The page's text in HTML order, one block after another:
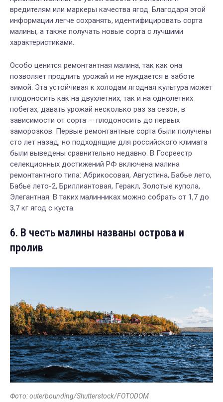
вредителям или маркеры качества ягод. Благодаря этой
информации легче сохранять, идентифицировать сорта
малины, а также получать новые сорта с лучшими
характеристиками.
Особо ценится ремонтантная малина, так как она
позволяет продлить урожай и не нуждается в заботе
зимой. Эта устойчивая к холодам ягодная культура может
плодоносить как на двухлетних, так и на однолетних
побегах, давать урожай несколько раз за сезон, в
зависимости от сорта — плодоносить до первых
заморозков. Первые ремонтантные сорта были получены
сто лет назад, но подходящие для российского климата
были выведены сравнительно недавно. В Госреестр
селекционных достижений РФ включена малина
ремонтантного типа: Абрикосовая, Августина, Бабье лето,
Бабье лето-2, Бриллиантовая, Геракл, Золотые купола,
Элегантная. В таких малинниках можно собрать от 1,7 до
3,7 кг ягод с куста.
6. В честь малины названы острова и
пролив
Фото: outerbounding/Shutterstock/FOTODOM